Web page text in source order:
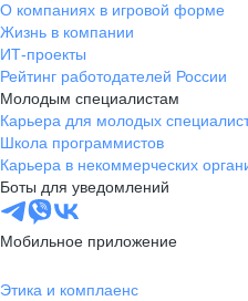
О компаниях в игровой форме
Жизнь в компании
ИТ-проекты
Рейтинг работодателей России
Молодым специалистам
Карьера для молодых
Школа программистов
Карьера в некоммерческих
Боты для уведомлений
Мобильное приложение
Этика и комплаенс